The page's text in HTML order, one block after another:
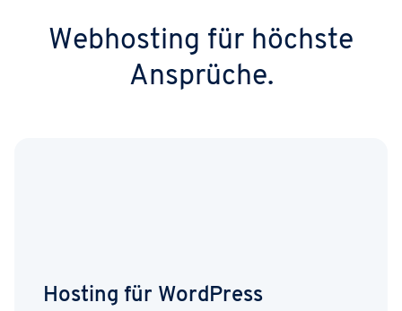
Webhosting für höchste
Ansprüche.
Hosting für WordPress